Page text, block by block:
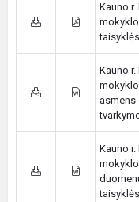
Kauno
Kauno
asmens
Kauno
taisyklės